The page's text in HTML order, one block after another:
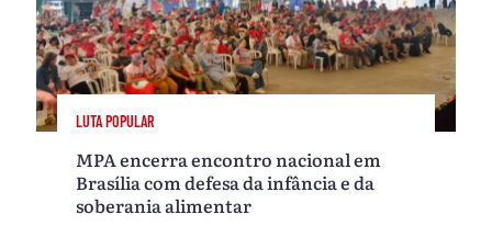
LUTA POPULAR
MPA encerra encontro nacional em
Brasília com defesa da infância e da
soberania alimentar